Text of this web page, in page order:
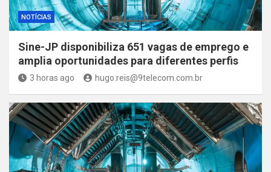
NOTÍCIAS
Sine-JP disponibiliza 651 vagas de emprego e
amplia oportunidades para diferentes perfis
3 horas ago hugo.reis@9telecom.com.br